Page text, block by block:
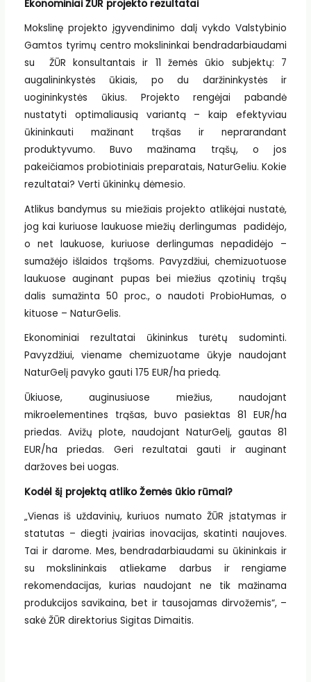
Ekonominiai ŽŪR projekto rezultatai
Mokslinę projekto įgyvendinimo dalį vykdo Valstybinio
Gamtos tyrimų centro mokslininkai bendradarbiaudami
su ŽŪR konsultantais ir 11 žemės ūkio subjektų: 7
augalininkystės ūkiais, po du daržininkystės ir
uogininkystės ūkius. Projekto rengėjai pabandė
nustatyti optimaliausią variantą – kaip efektyviau
ūkininkauti mažinant trąšas ir neprarandant
produktyvumo. Buvo mažinama trąšų, o jos
pakeičiamos probiotiniais preparatais, NaturGeliu. Kokie
rezultatai? Verti ūkininkų dėmesio.
Atlikus bandymus su miežiais projekto atlikėjai nustatė,
jog kai kuriuose laukuose miežių derlingumas padidėjo,
o net laukuose, kuriuose derlingumas nepadidėjo –
sumažėjo išlaidos trąšoms. Pavyzdžiui, chemizuotuose
laukuose auginant pupas bei miežius ązotinių trąšų
dalis sumažinta 50 proc., o naudoti ProbioHumas, o
kituose – NaturGelis.
Ekonominiai rezultatai ūkininkus turėtų sudominti.
Pavyzdžiui, viename chemizuotame ūkyje naudojant
NaturGelį pavyko gauti 175 EUR/ha priedą.
Ūkiuose, auginusiuose miežius, naudojant
mikroelementines trąšas, buvo pasiektas 81 EUR/ha
priedas. Avižų plote, naudojant NaturGelį, gautas 81
EUR/ha priedas. Geri rezultatai gauti ir auginant
daržoves bei uogas.
Kodėl šį projektą atliko Žemės ūkio rūmai?
„Vienas iš uždavinių, kuriuos numato ŽŪR įstatymas ir
statutas – diegti įvairias inovacijas, skatinti naujoves.
Tai ir darome. Mes, bendradarbiaudami su ūkininkais ir
su mokslininkais atliekame darbus ir rengiame
rekomendacijas, kurias naudojant ne tik mažinama
produkcijos savikaina, bet ir tausojamas dirvožemis“, –
sakė ŽŪR direktorius Sigitas Dimaitis.